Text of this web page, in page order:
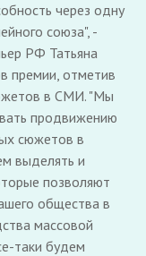
через одну
союза", -
РФ Татьяна
премии, отметив
в СМИ. "Мы
продвижению
сюжетов в
выделять и
позволяют
общества в
массовой
таки будем